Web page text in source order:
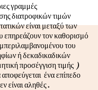
γραμμές
διατροφικών τιμών
είναι μεταξύ των
επηρεάζουν τον καθορισμό
του
ή δεκαδικαδικών
προσέγγιση τιμής )
ένα επίπεδο
είναι αληθές .